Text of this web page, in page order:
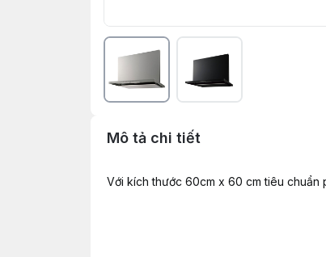
Mô tả chi tiết
Với kích thước 60cm x 60 cm tiêu chuẩn